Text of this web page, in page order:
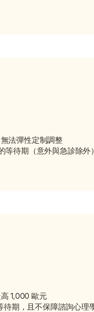
法彈性定制調整
等待期（意外與急診除外
1,000 歐元
待期，且不保障諮詢心理